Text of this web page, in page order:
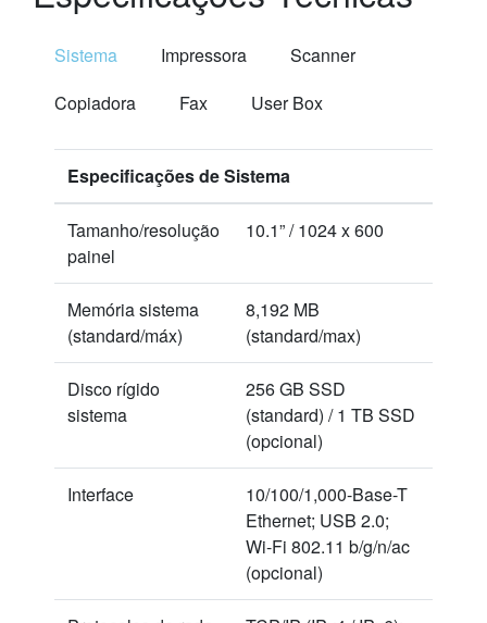
Sistema Impressora
Scanner
Copiadora
Fax User Box
Especificações de Sistema
Tamanho/resolução
painel
10.1” / 1024 x 600
Memória sistema
(standard/máx)
8,192 MB
(standard/max)
Disco rígido
sistema
256 GB SSD
(standard) / 1 TB SSD
(opcional)
Interface
10/100/1,000-Base-T
Ethernet; USB 2.0;
Wi-Fi 802.11 b/g/n/ac
(opcional)